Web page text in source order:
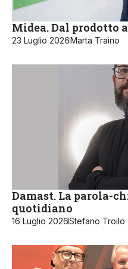
Midea. Dal prodotto
23 Luglio 2026Marta Traino
Damast. La parola-
quotidiano
16 Luglio 2026Stefano Troilo